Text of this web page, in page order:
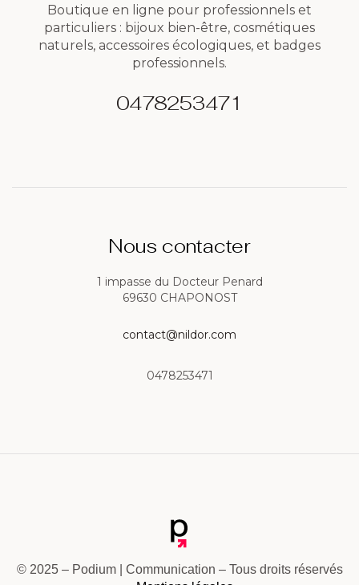
Boutique en ligne pour professionnels et
particuliers : bijoux bien-être, cosmétiques
naturels, accessoires écologiques, et badges
professionnels.
0478253471
Nous contacter
1 impasse du Docteur Penard
69630 CHAPONOST
contact@nildor.com
0478253471
© 2025 – Podium | Communication – Tous droits réservés